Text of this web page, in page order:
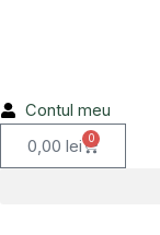
Contul meu
0,00 lei 0
Cart